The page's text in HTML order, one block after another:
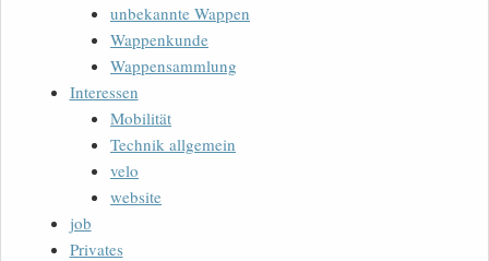
unbekannte Wappen
Wappenkunde
Wappensammlung
Interessen
Mobilität
Technik allgemein
velo
website
job
Privates